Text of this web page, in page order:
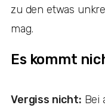
zu den etwas
mag.
Es kommt
Vergiss nicht: Bei